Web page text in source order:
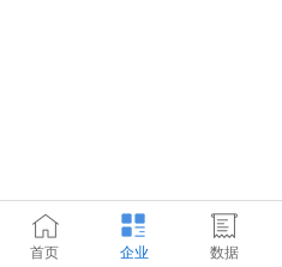
首页 企业 数据